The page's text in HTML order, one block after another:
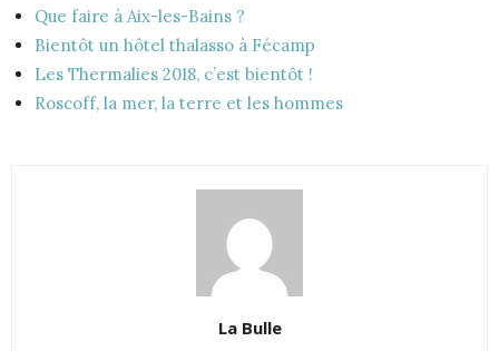
Que faire à Aix-les-Bains ?
Bientôt un hôtel thalasso à Fécamp
Les Thermalies 2018, c’est bientôt !
Roscoff, la mer, la terre et les hommes
La Bulle